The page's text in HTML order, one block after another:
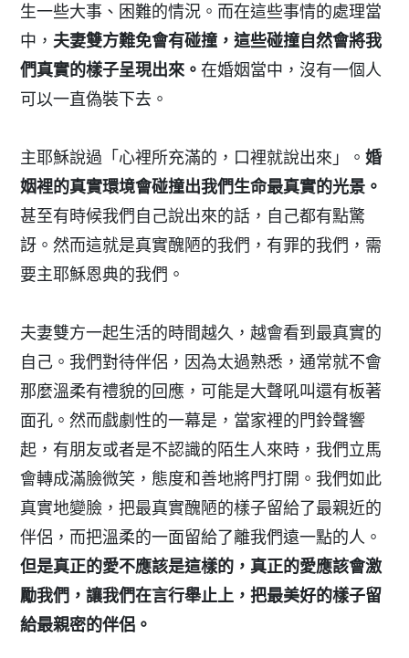
生一些大事、困難的情況。而在這些事情的處理當
中， 夫妻雙方難免會有碰撞，這些碰撞自然會將我
們真實的樣子呈現出來。在婚姻當中，沒有一個人
可以一直偽裝下去。
主耶穌說過「心裡所充滿的，口裡就說出來」。婚
姻裡的真實環境會碰撞出我們生命最真實的光景。
甚至有時候我們自己說出來的話，自己都有點驚
訝。然而這就是真實醜陋的我們，有罪的我們，需
要主耶穌恩典的我們。
夫妻雙方一起生活的時間越久，越會看到最真實的
自己。我們對待伴侶，因為太過熟悉，通常就不會
那麼溫柔有禮貌的回應，可能是大聲吼叫還有板著
面孔。然而戲劇性的一幕是，當家裡的門鈴聲響
起，有朋友或者是不認識的陌生人來時，我們立馬
會轉成滿臉微笑，態度和善地將門打開。我們如此
真實地變臉，把最真實醜陋的樣子留給了最親近的
伴侶，而把溫柔的一面留給了離我們遠一點的人。
但是真正的愛不應該是這樣的，真正的愛應該會激
勵我們，讓我們在言行舉止上，把最美好的樣子留
給最親密的伴侶。